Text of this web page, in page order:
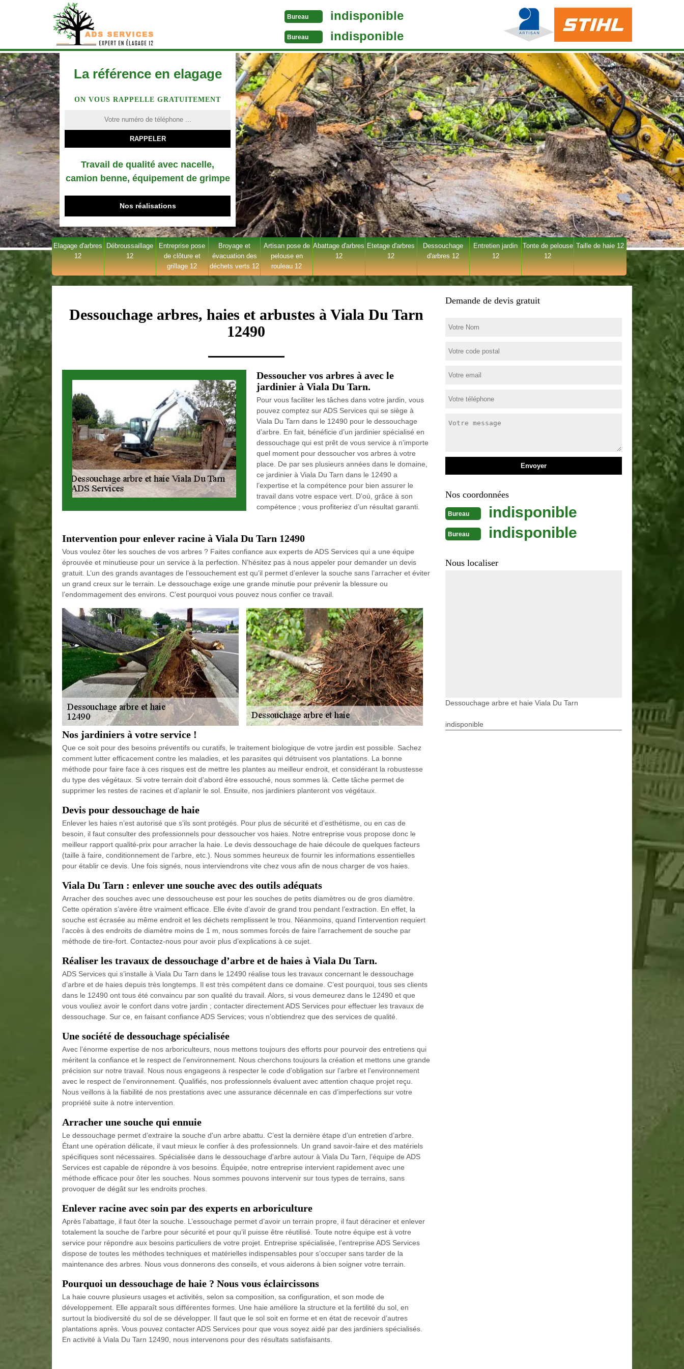
Bureau indisponible
Bureau indisponible
La référence en elagage
ON VOUS RAPPELLE GRATUITEMENT
Travail de qualité avec nacelle,
camion benne, équipement de grimpe
Nos réalisations
Elagage d'arbres
12
Débroussaillage
12
Entreprise pose
de clôture et
grillage 12
Broyage et
évacuation des
déchets verts 12
Artisan pose de
pelouse en
rouleau 12
Abattage d'arbres
12
Etetage d'arbres
12
Dessouchage
d'arbres 12
Entretien jardin
12
Tonte de pelouse
12
Taille de haie 12
Dessouchage arbres, haies et arbustes à Viala Du Tarn
12490
Dessoucher vos arbres à avec le
jardinier à Viala Du Tarn.
Pour vous faciliter les tâches dans votre jardin, vous
pouvez comptez sur ADS Services qui se siège à
Viala Du Tarn dans le 12490 pour le dessouchage
d’arbre. En fait, bénéficie d’un jardinier spécialisé en
dessouchage qui est prêt de vous service à n’importe
quel moment pour dessoucher vos arbres à votre
place. De par ses plusieurs années dans le domaine,
ce jardinier à Viala Du Tarn dans le 12490 a
l’expertise et la compétence pour bien assurer le
travail dans votre espace vert. D’où, grâce à son
compétence ; vous profiteriez d’un résultat garanti.
Intervention pour enlever racine à Viala Du Tarn 12490
Vous voulez ôter les souches de vos arbres ? Faites confiance aux experts de ADS Services qui a une équipe
éprouvée et minutieuse pour un service à la perfection. N’hésitez pas à nous appeler pour demander un devis
gratuit. L’un des grands avantages de l’essouchement est qu’il permet d’enlever la souche sans l’arracher et éviter
un grand creux sur le terrain. Le dessouchage exige une grande minutie pour prévenir la blessure ou
l’endommagement des environs. C’est pourquoi vous pouvez nous confier ce travail.
Nos jardiniers à votre service !
Que ce soit pour des besoins préventifs ou curatifs, le traitement biologique de votre jardin est possible. Sachez
comment lutter efficacement contre les maladies, et les parasites qui détruisent vos plantations. La bonne
méthode pour faire face à ces risques est de mettre les plantes au meilleur endroit, et considérant la robustesse
du type des végétaux. Si votre terrain doit d’abord être essouché, nous sommes là. Cette tâche permet de
supprimer les restes de racines et d’aplanir le sol. Ensuite, nos jardiniers planteront vos végétaux.
Devis pour dessouchage de haie
Enlever les haies n’est autorisé que s’ils sont protégés. Pour plus de sécurité et d’esthétisme, ou en cas de
besoin, il faut consulter des professionnels pour dessoucher vos haies. Notre entreprise vous propose donc le
meilleur rapport qualité-prix pour arracher la haie. Le devis dessouchage de haie découle de quelques facteurs
(taille à faire, conditionnement de l’arbre, etc.). Nous sommes heureux de fournir les informations essentielles
pour établir ce devis. Une fois signés, nous interviendrons vite chez vous afin de nous charger de vos haies.
Viala Du Tarn : enlever une souche avec des outils adéquats
Arracher des souches avec une dessoucheuse est pour les souches de petits diamètres ou de gros diamètre.
Cette opération s’avère être vraiment efficace. Elle évite d’avoir de grand trou pendant l’extraction. En effet, la
souche est écrasée au même endroit et les déchets remplissent le trou. Néanmoins, quand l’intervention requiert
l’accès à des endroits de diamètre moins de 1 m, nous sommes forcés de faire l’arrachement de souche par
méthode de tire-fort. Contactez-nous pour avoir plus d’explications à ce sujet.
Réaliser les travaux de dessouchage d’arbre et de haies à Viala Du Tarn.
ADS Services qui s’installe à Viala Du Tarn dans le 12490 réalise tous les travaux concernant le dessouchage
d’arbre et de haies depuis très longtemps. Il est très compétent dans ce domaine. C’est pourquoi, tous ses clients
dans le 12490 ont tous été convaincu par son qualité du travail. Alors, si vous demeurez dans le 12490 et que
vous vouliez avoir le confort dans votre jardin ; contacter directement ADS Services pour effectuer les travaux de
dessouchage. Sur ce, en faisant confiance ADS Services; vous n’obtiendrez que des services de qualité.
Une société de dessouchage spécialisée
Avec l’énorme expertise de nos arboriculteurs, nous mettons toujours des efforts pour pourvoir des entretiens qui
méritent la confiance et le respect de l’environnement. Nous cherchons toujours la création et mettons une grande
précision sur notre travail. Nous nous engageons à respecter le code d’obligation sur l’arbre et l’environnement
avec le respect de l’environnement. Qualifiés, nos professionnels évaluent avec attention chaque projet reçu.
Nous veillons à la fiabilité de nos prestations avec une assurance décennale en cas d’imperfections sur votre
propriété suite à notre intervention.
Arracher une souche qui ennuie
Le dessouchage permet d’extraire la souche d'un arbre abattu. C’est la dernière étape d’un entretien d’arbre.
Étant une opération délicate, il vaut mieux le confier à des professionnels. Un grand savoir-faire et des matériels
spécifiques sont nécessaires. Spécialisée dans le dessouchage d'arbre autour à Viala Du Tarn, l’équipe de ADS
Services est capable de répondre à vos besoins. Équipée, notre entreprise intervient rapidement avec une
méthode efficace pour ôter les souches. Nous sommes pouvons intervenir sur tous types de terrains, sans
provoquer de dégât sur les endroits proches.
Enlever racine avec soin par des experts en arboriculture
Après l'abattage, il faut ôter la souche. L’essouchage permet d’avoir un terrain propre, il faut déraciner et enlever
totalement la souche de l'arbre pour sécurité et pour qu’il puisse être réutilisé. Toute notre équipe est à votre
service pour répondre aux besoins particuliers de votre projet. Entreprise spécialisée, l’entreprise ADS Services
dispose de toutes les méthodes techniques et matérielles indispensables pour s’occuper sans tarder de la
maintenance des arbres. Nous vous donnerons des conseils, et vous aiderons à bien soigner votre terrain.
Pourquoi un dessouchage de haie ? Nous vous éclaircissons
La haie couvre plusieurs usages et activités, selon sa composition, sa configuration, et son mode de
développement. Elle apparaît sous différentes formes. Une haie améliore la structure et la fertilité du sol, en
surtout la biodiversité du sol de se développer. Il faut que le sol soit en forme et en état de recevoir d’autres
plantations après. Vous pouvez contacter ADS Services pour que vous soyez aidé par des jardiniers spécialisés.
En activité à Viala Du Tarn 12490, nous intervenons pour des résultats satisfaisants.
Demande de devis gratuit
Nos coordonnées
Bureau indisponible
Bureau indisponible
Nous localiser
Dessouchage arbre et haie Viala Du Tarn
indisponible